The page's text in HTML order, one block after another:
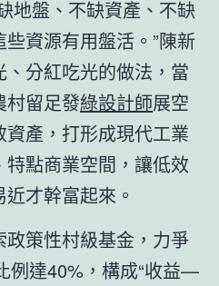
地盤、不缺資產、不缺
資源有用盤活。”陳新
分紅吃光的做法，當
村留足發綠設計師展空
產，打形成現代工業
點商業空間，讓低效
才幹富起來。
策性村級基金，力爭
例達40%，構成“收益—